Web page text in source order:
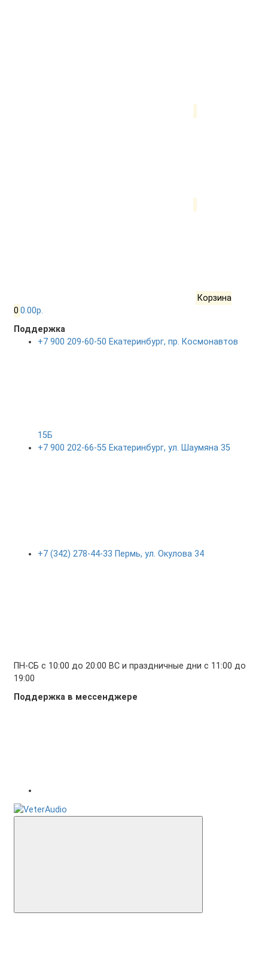
Корзина
0 0.00р.
Поддержка
+7 900 209-60-50 Екатеринбург, пр. Космонавтов
15Б
+7 900 202-66-55 Екатеринбург, ул. Шаумяна 35
+7 (342) 278-44-33 Пермь, ул. Окулова 34
ПН-СБ с 10:00 до 20:00 ВС и праздничные дни с 11:00 до
19:00
Поддержка в мессенджере